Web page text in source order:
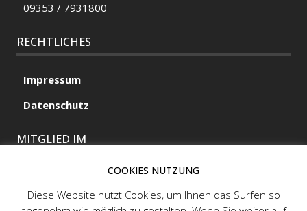
09353 / 7931800
RECHTLICHES
Impressum
Datenschutz
MITGLIED IM
MITGLIED IM
COOKIES NUTZUNG
Diese Website nutzt Cookies, um Ihnen das Surfen so